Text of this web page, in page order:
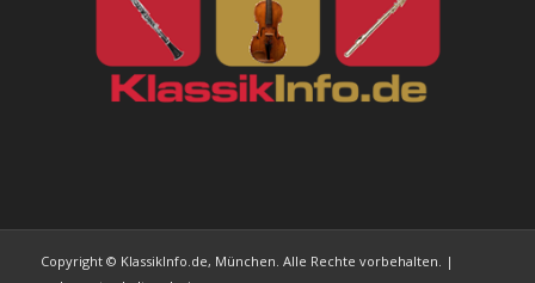
Copyright © KlassikInfo.de, München. Alle Rechte vorbehalten. |